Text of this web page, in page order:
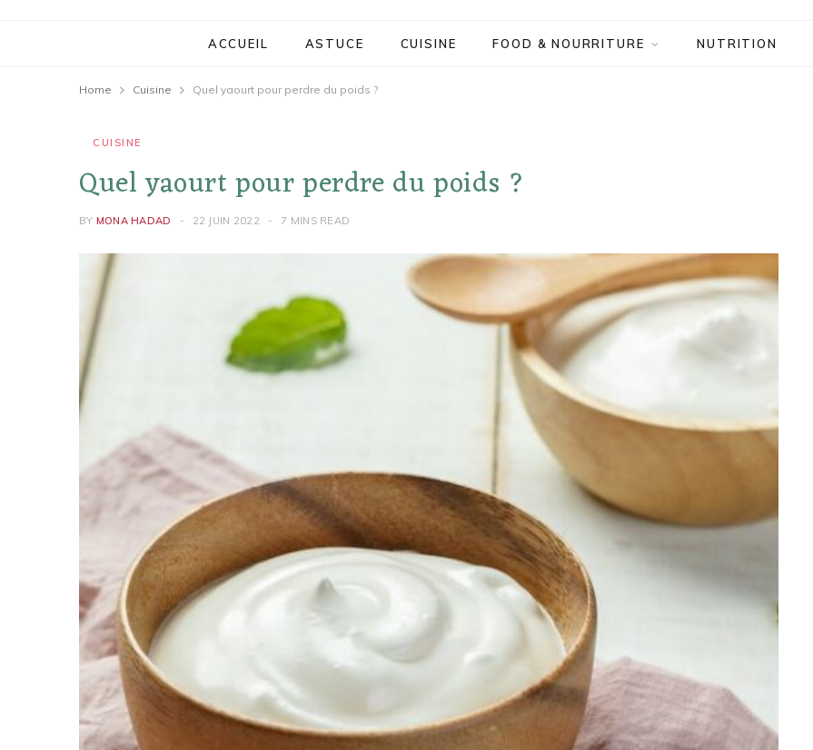
ACCUEIL ASTUCE CUISINE FOOD & NOURRITURE NUTRITION
Home Cuisine Quel yaourt pour perdre du poids ?
CUISINE
Quel yaourt pour perdre du poids ?
BY MONA HADAD 22 JUIN 2022 7 MINS READ